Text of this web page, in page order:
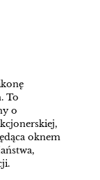
To
o
oknem